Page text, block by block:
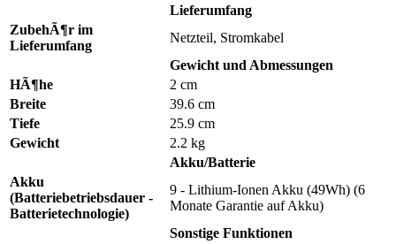
Lieferumfang
ZubehÃ¶r im
Lieferumfang
Netzteil, Stromkabel
Gewicht und Abmessungen
HÃ¶he
2 cm
Breite
39.6 cm
Tiefe
25.9 cm
Gewicht
2.2 kg
Akku/Batterie
Akku
(Batteriebetriebsdauer -
Batterietechnologie)
9 - Lithium-Ionen Akku (49Wh) (6
Monate Garantie auf Akku)
Sonstige Funktionen